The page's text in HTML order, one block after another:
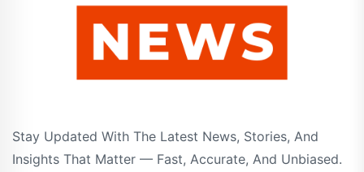
Stay Updated With The Latest News, Stories, And
Insights That Matter — Fast, Accurate, And Unbiased.